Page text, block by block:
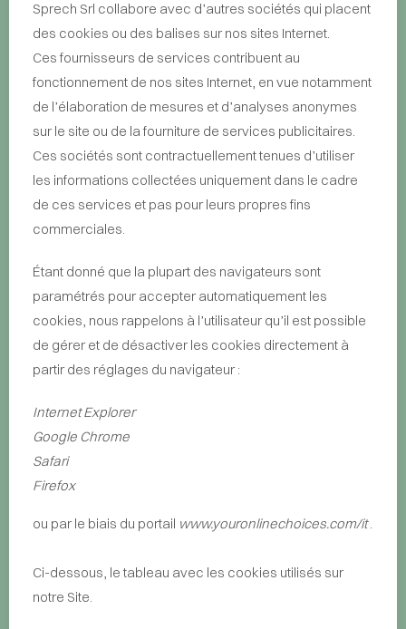
Sprech Srl collabore avec d’autres sociétés qui placent
des cookies ou des balises sur nos sites Internet.
Ces fournisseurs de services contribuent au
fonctionnement de nos sites Internet, en vue notamment
de l’élaboration de mesures et d’analyses anonymes
sur le site ou de la fourniture de services publicitaires.
Ces sociétés sont contractuellement tenues d’utiliser
les informations collectées uniquement dans le cadre
de ces services et pas pour leurs propres fins
commerciales.
Étant donné que la plupart des navigateurs sont
paramétrés pour accepter automatiquement les
cookies, nous rappelons à l’utilisateur qu’il est possible
de gérer et de désactiver les cookies directement à
partir des réglages du navigateur :
Internet Explorer
Google Chrome
Safari
Firefox
ou par le biais du portail www.youronlinechoices.com/it.
Ci-dessous, le tableau avec les cookies utilisés sur
notre Site.